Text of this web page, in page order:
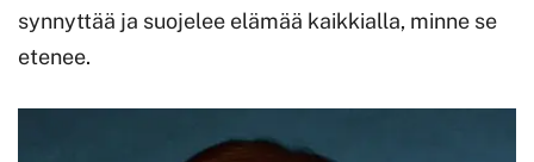
synnyttää ja suojelee elämää kaikkialla, minne se
etenee.